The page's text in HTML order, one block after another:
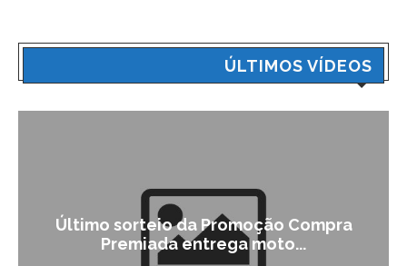
ÚLTIMOS VÍDEOS
Último sorteio da Promoção Compra
Premiada entrega moto...